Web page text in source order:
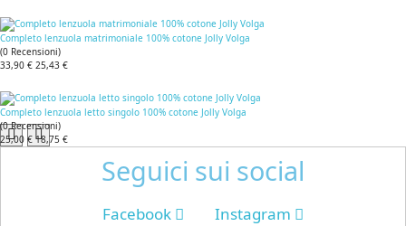
Completo lenzuola matrimoniale 100% cotone Jolly Volga
(0 Recensioni)
33,90 € 25,43 €
Completo lenzuola letto singolo 100% cotone Jolly Volga
(0Recensioni)
25,00 € 18,75 €
Seguici sui social
Facebook Instagram